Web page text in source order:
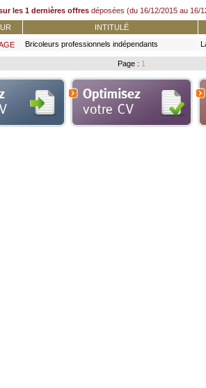
les 1 dernières offres déposées (du 16/12/2015 au 16/
INTITULÉ
Bricoleurs professionnels indépendants
Page : 1